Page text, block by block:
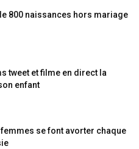
800 naissances hors mariage
tweet et filme en direct la
enfant
femmes se font avorter chaque